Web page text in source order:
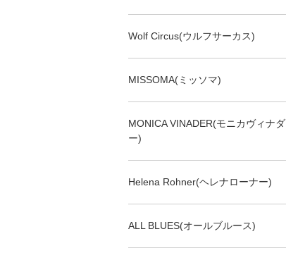
Wolf Circus(ウルフサーカス)
MISSOMA(ミッソマ)
MONICA VINADER(モニカヴィナダ
ー)
Helena Rohner(ヘレナローナー)
ALL BLUES(オールブルース)